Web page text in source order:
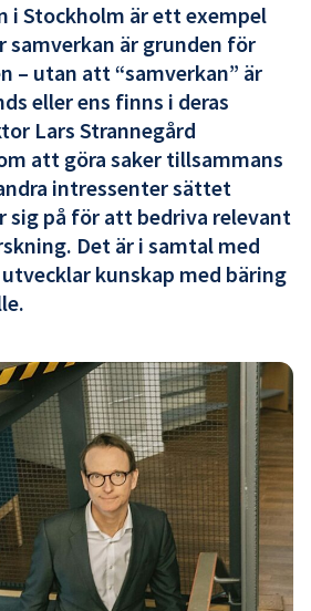
i Stockholm är ett exempel
samverkan är grunden för
– utan att “samverkan” är
eller ens finns i deras
Lars Strannegård
att göra saker tillsammans
intressenter sättet
sig på för att bedriva relevant
Det är i samtal med
kunskap med bäring